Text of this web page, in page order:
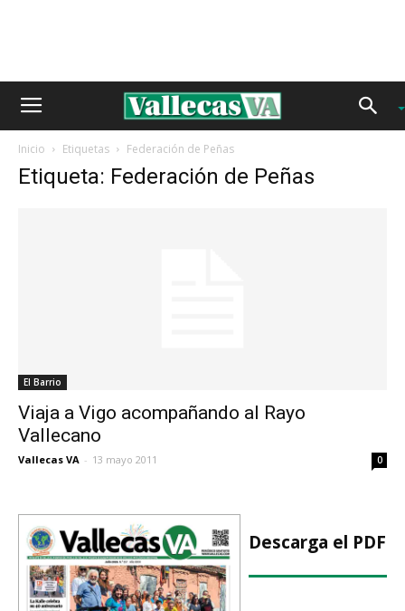
Inicio Etiquetas Federación de Peñas
Etiqueta: Federación de Peñas
El Barrio
Viaja a Vigo acompañando al Rayo
Vallecano
Vallecas VA - 13 mayo 2011 0
Descarga el PDF